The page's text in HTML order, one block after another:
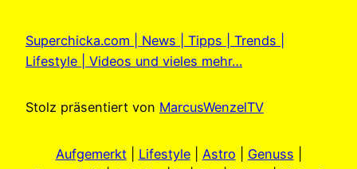
Superchicka.com | News | Tipps | Trends |
Lifestyle | Videos und vieles mehr…
Stolz präsentiert von MarcusWenzelTV
Aufgemerkt| Lifestyle| Astro Genuss